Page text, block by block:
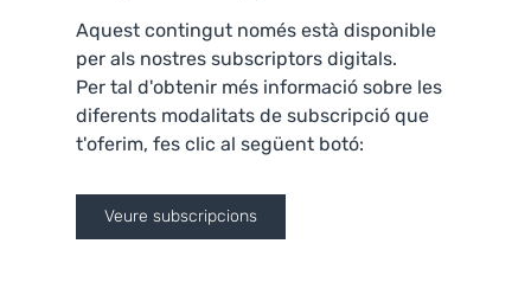
Aquest contingut només està disponible
per als nostres subscriptors digitals.
Per tal d'obtenir més informació sobre les
diferents modalitats de subscripció que
t'oferim, fes clic al següent botó:
Veure subscripcions